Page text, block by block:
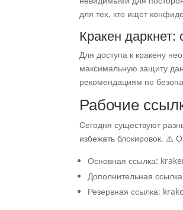
для тех, кто ищет
Кракен даркнет:
Для доступа к кракену
максимальную защиту
рекомендациям по
Рабочие
Сегодня существуют
избежать блокировок. ⚠️
Основная ссылка:
Дополнительная
Резервная ссылка: